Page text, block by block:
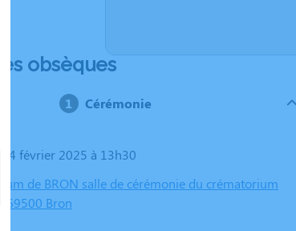
obsèques
Cérémonie
04 février 2025 à 13h30
de BRON salle de cérémonie du crématorium
69500 Bron